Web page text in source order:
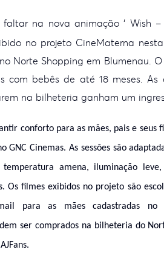
na nova animação ‘ Wish
no projeto CineMaterna
Norte Shopping em Blumenau.
com bebês de até 18meses. As
na bilheteria ganham um
conforto para as mães, pais e seus
GNC Cinemas. As sessões são
amena, iluminação leve,
Os filmes exibidos no projeto são
para as mães cadastradas no
ser comprados na bilheteria do